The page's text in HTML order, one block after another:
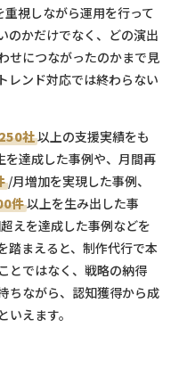
視しながら運用を行って
のかだけでなく、どの演出
せにつながったのかまで見
レンド対応では終わらない
社以上の支援実績をも
を達成した事例や、月間再
/月増加を実現した事例、
件以上を生み出した事
えを達成した事例などを
踏まえると、制作代行で本
とではなく、戦略の納得
ちながら、認知獲得から成
えます。